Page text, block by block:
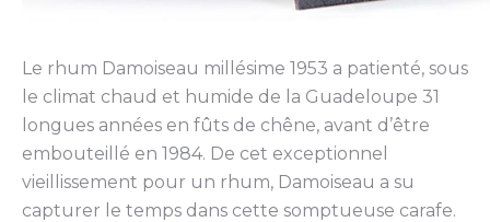
Le rhum Damoiseau millésime 1953 a patienté, sous
le climat chaud et humide de la Guadeloupe 31
longues années en fûts de chêne, avant d’être
embouteillé en 1984. De cet exceptionnel
vieillissement pour un rhum, Damoiseau a su
capturer le temps dans cette somptueuse carafe.